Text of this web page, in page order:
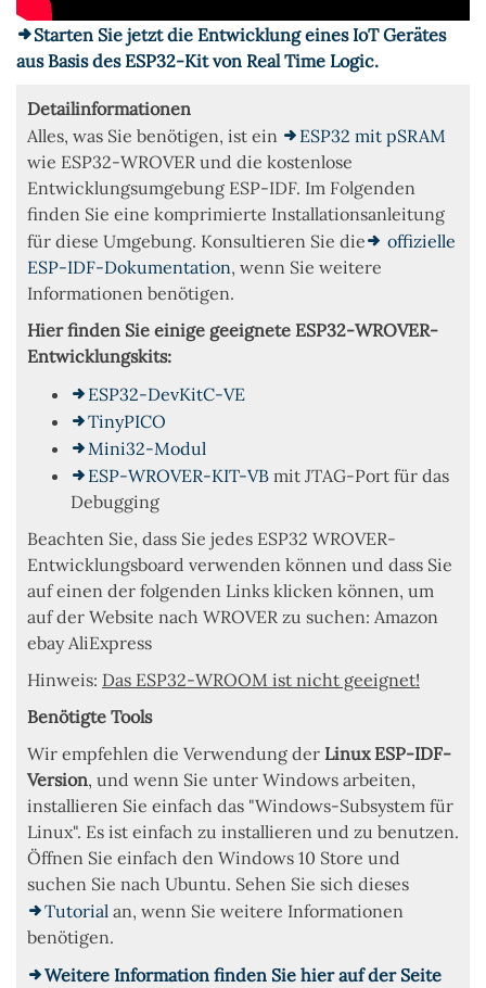
Starten Sie jetzt die Entwicklung eines IoT Gerätes
aus Basis des ESP32-Kit von Real Time Logic.
Detailinformationen
Alles, was Sie benötigen, ist ein
ESP32 mit pSRAM
wie ESP32-WROVER und die kostenlose
Entwicklungsumgebung ESP-IDF. Im Folgenden
finden Sie eine komprimierte Installationsanleitung
für diese Umgebung. Konsultieren Sie die
offizielle
ESP-IDF-Dokumentation, wenn Sie weitere
Informationen benötigen.
Hier finden Sie einige geeignete ESP32-WROVER-
Entwicklungskits:
ESP32-DevKitC-VE
TinyPICO
Mini32-Modul
ESP-WROVER-KIT-VB mit JTAG-Port für das
Debugging
Beachten Sie, dass Sie jedes ESP32 WROVER-
Entwicklungsboard verwenden können und dass Sie
auf einen der folgenden Links klicken können, um
auf der Website nach WROVER zu suchen: Amazon
ebay AliExpress
Hinweis: Das ESP32-WROOM ist nicht geeignet!
Benötigte Tools
Wir empfehlen die Verwendung der Linux ESP-IDF-
Version, und wenn Sie unter Windows arbeiten,
installieren Sie einfach das "Windows-Subsystem für
Linux". Es ist einfach zu installieren und zu benutzen.
Öffnen Sie einfach den Windows 10 Store und
suchen Sie nach Ubuntu. Sehen Sie sich dieses
Tutorial an, wenn Sie weitere Informationen
benötigen.
Weitere Information finden Sie hier auf der Seite